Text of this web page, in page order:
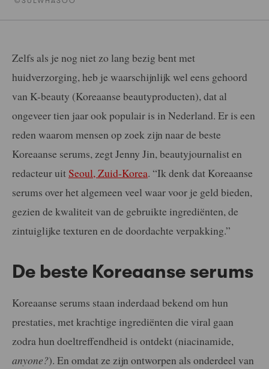
Zelfs als je nog niet zo lang bezig bent met
huidverzorging, heb je waarschijnlijk wel eens gehoord
van K-beauty (Koreaanse beautyproducten), dat al
ongeveer tien jaar ook populair is in Nederland. Er is een
reden waarom mensen op zoek zijn naar de beste
Koreaanse serums, zegt Jenny Jin, beautyjournalist en
redacteur uit Seoul, Zuid-Korea. “Ik denk dat Koreaanse
serums over het algemeen veel waar voor je geld bieden,
gezien de kwaliteit van de gebruikte ingrediënten, de
zintuiglijke texturen en de doordachte verpakking.”
De beste Koreaanse serums
Koreaanse serums staan inderdaad bekend om hun
prestaties, met krachtige ingrediënten die viral gaan
zodra hun doeltreffendheid is ontdekt (niacinamide,
anyone?). En omdat ze zijn ontworpen als onderdeel van